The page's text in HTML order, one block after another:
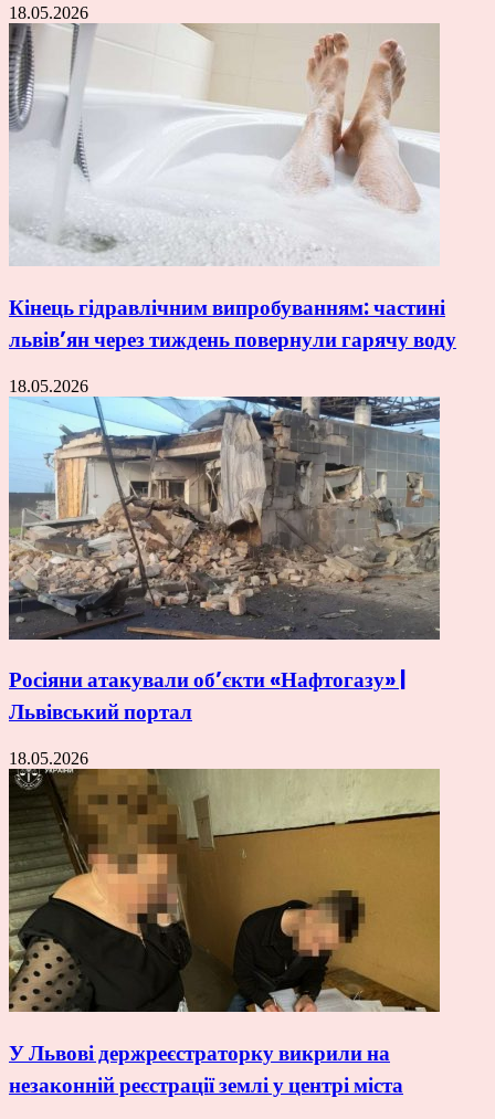
18.05.2026
Кінець гідравлічним випробуванням: частині
львів’ян через тиждень повернули гарячу воду
18.05.2026
Росіяни атакували об’єкти «Нафтогазу» |
Львівський портал
18.05.2026
У Львові держреєстраторку викрили на
незаконній реєстрації землі у центрі міста